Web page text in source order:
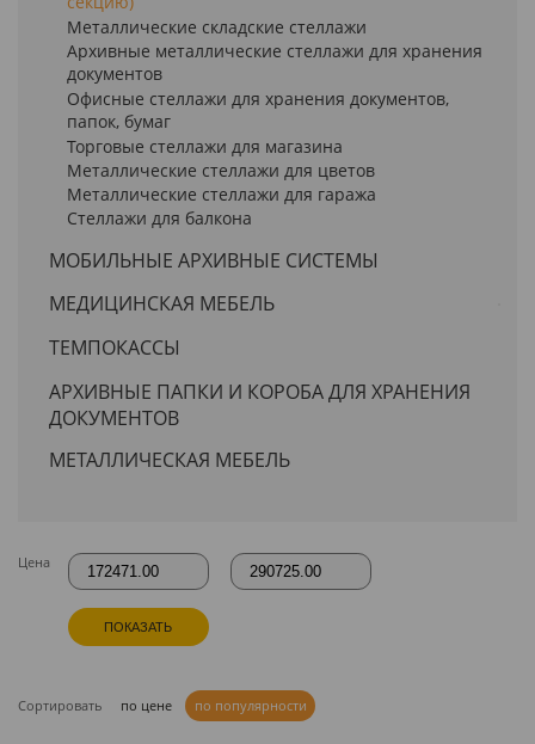
Металлические складские стеллажи
Архивные металлические стеллажи для хранения
документов
Офисные стеллажи для хранения документов,
папок, бумаг
Торговые стеллажи для магазина
Металлические стеллажи для цветов
Металлические стеллажи для гаража
Стеллажи для балкона
МОБИЛЬНЫЕ АРХИВНЫЕ СИСТЕМЫ
МЕДИЦИНСКАЯ МЕБЕЛЬ
ТЕМПОКАССЫ
АРХИВНЫЕ ПАПКИ И КОРОБА ДЛЯ ХРАНЕНИЯ
ДОКУМЕНТОВ
МЕТАЛЛИЧЕСКАЯ МЕБЕЛЬ
Цена
ПОКАЗАТЬ
Сортировать по цене по популярности